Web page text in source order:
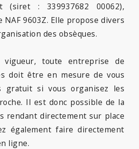
(siret : 339937682 00062),
NAF 9603Z. Elle propose divers
des obsèques.
toute entreprise de
doit être en mesure de vous
gratuit si vous organisez les
Il est donc possible de la
rendant directement sur place
également faire directement
ligne.